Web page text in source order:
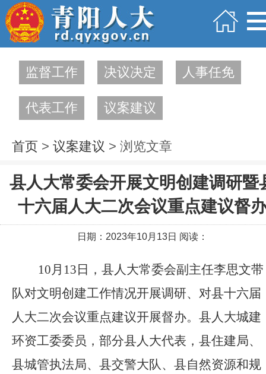
监督工作 决议决定 人事任免
代表工作 议案建议
首页 > 议案建议 > 浏览文章
县人大常委会开展文明创建调研暨
十六届人大二次会议重点建议督
日期：2023年10月13日 阅读：
10月13日，县人大常委会副主任李思文带
队对文明创建工作情况开展调研、 对县十六届
人大二次会议重点建议开展督办。 县人大城建
环资工委委员，部分县人大代表，县住建局、
县城管执法局、 县交警大队、县自然资源和规